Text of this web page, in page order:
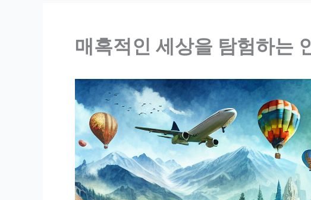
매혹적인 세상을 탐험하는